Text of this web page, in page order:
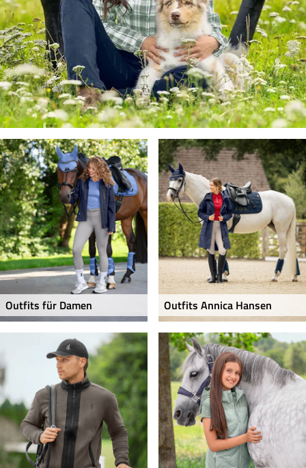
Outfits für Damen Outfits Annica Hansen